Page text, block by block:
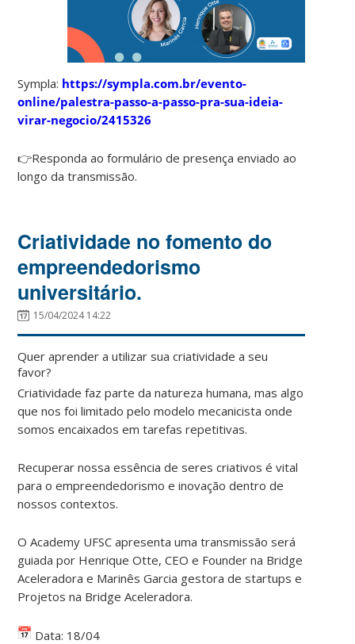
Sympla: https://sympla.com.br/evento-
online/palestra-passo-a-passo-pra-sua-ideia-
virar-negocio/2415326
👉Responda ao formulário de presença enviado ao
longo da transmissão.
Criatividade no fomento do
empreendedorismo
universitário.
15/04/2024 14:22
Quer aprender a utilizar sua criatividade a seu
favor?
Criatividade faz parte da natureza humana, mas algo
que nos foi limitado pelo modelo mecanicista onde
somos encaixados em tarefas repetitivas.
Recuperar nossa essência de seres criativos é vital
para o empreendedorismo e inovação dentro de
nossos contextos.
O Academy UFSC apresenta uma transmissão será
guiada por Henrique Otte, CEO e Founder na Bridge
Aceleradora e Marinês Garcia gestora de startups e
Projetos na Bridge Aceleradora.
Data: 18/04